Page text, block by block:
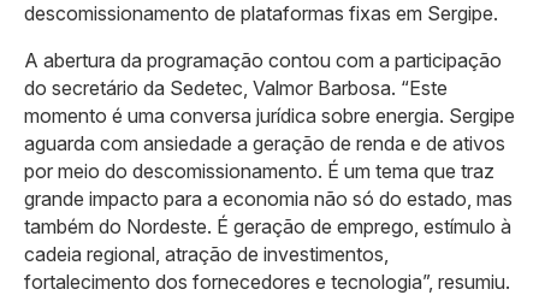
descomissionamento de plataformas fixas em Sergipe.
A abertura da programação contou com a participação
do secretário da Sedetec, Valmor Barbosa. “Este
momento é uma conversa jurídica sobre energia. Sergipe
aguarda com ansiedade a geração de renda e de ativos
por meio do descomissionamento. É um tema que traz
grande impacto para a economia não só do estado, mas
também do Nordeste. É geração de emprego, estímulo à
cadeia regional, atração de investimentos,
fortalecimento dos fornecedores e tecnologia”, resumiu.